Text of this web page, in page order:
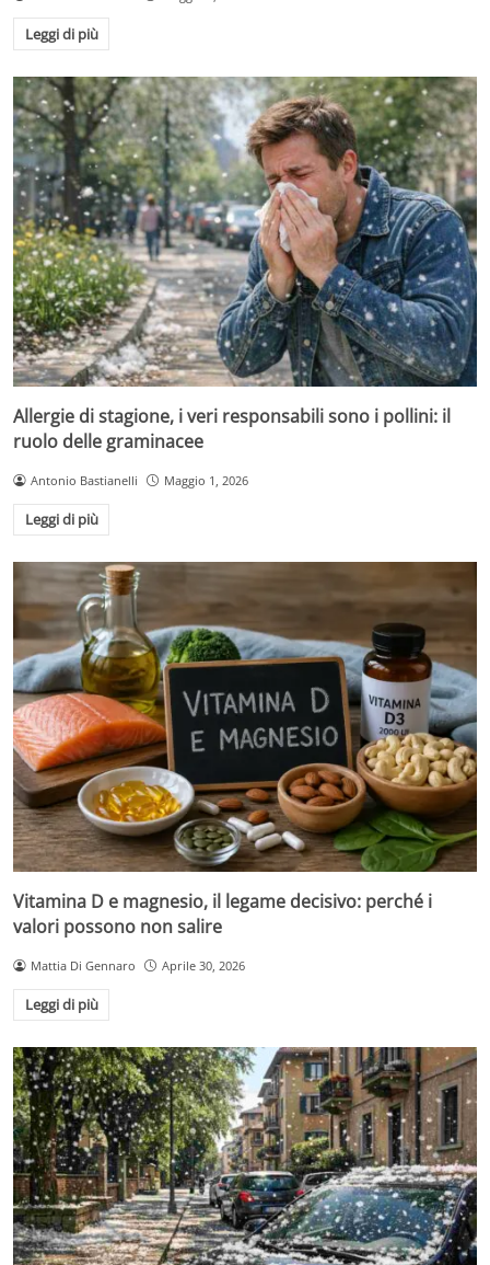
Leggi di più
Allergie di stagione, i veri responsabili sono i pollini: il
ruolo delle graminacee
Antonio Bastianelli Maggio 1, 2026
Leggi di più
Vitamina D e magnesio, il legame decisivo: perché i
valori possono non salire
Mattia Di Gennaro Aprile 30, 2026
Leggi di più